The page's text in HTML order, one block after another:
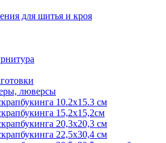
для шитья и кроя
люверсы
10.2х15.3 см
15,2х15,2см
20,3х20,3 см
22,5х30,4 см